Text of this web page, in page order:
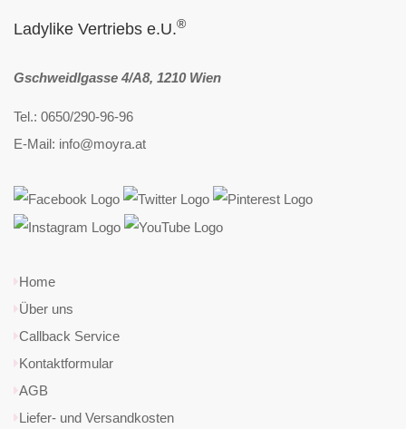
Ladylike Vertriebs e.U.®
Gschweidlgasse 4/A8, 1210 Wien
Tel.: 0650/290-96-96
E-Mail: info@moyra.at
Home
Über uns
Callback Service
Kontaktformular
AGB
Liefer- und Versandkosten